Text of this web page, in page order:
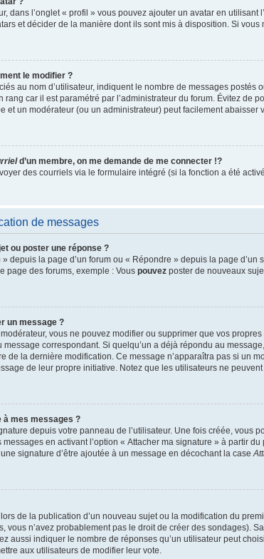
dans l’onglet « profil » vous pouvez ajouter un avatar en
et décider de la manière dont ils sont mis à disposition. Si
le modifier ?
au nom d’utilisateur, indiquent le nombre de messages
rang car il est paramétré par l’administrateur du forum. Évitez
et un modérateur (ou un administrateur) peut facilement abaisser
d’un membre, on me demande de me connecter !?
des courriels via le formulaire intégré (si la fonction a été
de messages
ou poster une réponse ?
depuis la page d’un forum ou « Répondre » depuis la page
page des forums, exemple : Vous pouvez poster de nouveaux
un message ?
vous ne pouvez modifier ou supprimer que vos
message correspondant. Si quelqu’un a déjà répondu au
de la dernière modification. Ce message n’apparaîtra pas si
de leur propre initiative. Notez que les utilisateurs ne
à mes messages ?
depuis votre panneau de l’utilisateur. Une fois créée, vous
en activant l’option « Attacher ma signature » à partir
signature d’être ajoutée à un message en décochant la case
de la publication d’un nouveau sujet ou la modification du
vous n’avez probablement pas le droit de créer des sondages).
aussi indiquer le nombre de réponses qu’un utilisateur peut
aux utilisateurs de modifier leur vote.